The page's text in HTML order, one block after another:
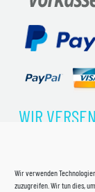
Wir verwenden
zuzugreifen. Wir tun dies,
WIR